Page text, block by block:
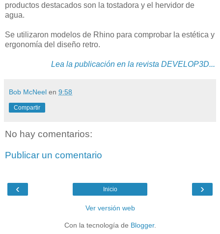
productos destacados son la tostadora y el hervidor de
agua.
Se utilizaron modelos de Rhino para comprobar la estética y
ergonomía del diseño retro.
Lea la publicación en la revista DEVELOP3D...
Bob McNeel en 9:58
Compartir
No hay comentarios:
Publicar un comentario
‹ ›
Inicio
Ver versión web
Con la tecnología de Blogger.